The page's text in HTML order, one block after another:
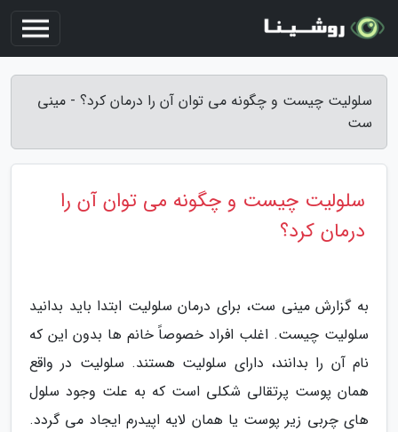
سلولیت چیست و چگونه می توان آن را درمان کرد؟ - مینی
ست
سلولیت چیست و چگونه می توان آن را
درمان کرد؟
به گزارش مینی ست، برای درمان سلولیت ابتدا باید بدانید
سلولیت چیست. اغلب افراد خصوصاً خانم ها بدون این که
نام آن را بدانند، دارای سلولیت هستند. سلولیت در واقع
همان پوست پرتقالی شکلی است که به علت وجود سلول
های چربی زیر پوست یا همان لایه اپیدرم ایجاد می گردد.